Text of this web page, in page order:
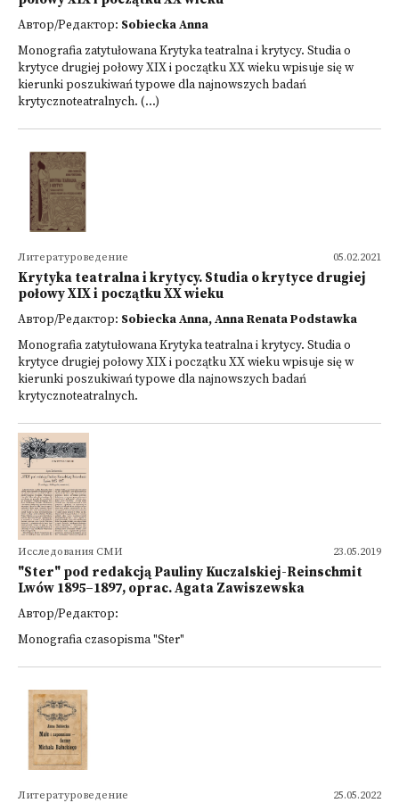
Автор/Редактор: Sobiecka Anna
Monografia zatytułowana Krytyka teatralna i krytycy. Studia o
krytyce drugiej połowy XIX i początku XX wieku wpisuje się w
kierunki poszukiwań typowe dla najnowszych badań
krytycznoteatralnych. (...)
05.02.2021
Литературоведение
Krytyka teatralna i krytycy. Studia o krytyce drugiej
połowy XIX i początku XX wieku
Автор/Редактор: Sobiecka Anna, Anna Renata Podstawka
Monografia zatytułowana Krytyka teatralna i krytycy. Studia o
krytyce drugiej połowy XIX i początku XX wieku wpisuje się w
kierunki poszukiwań typowe dla najnowszych badań
krytycznoteatralnych.
23.05.2019
Исследования СМИ
"Ster" pod redakcją Pauliny Kuczalskiej-Reinschmit
Lwów 1895–1897, oprac. Agata Zawiszewska
Автор/Редактор:
Monografia czasopisma "Ster"
25.05.2022
Литературоведение